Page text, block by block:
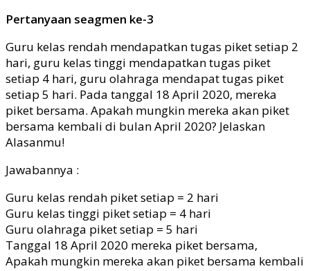
Pertanyaan seagmen ke-3
Guru kelas rendah mendapatkan tugas piket setiap 2
hari, guru kelas tinggi mendapatkan tugas piket
setiap 4 hari, guru olahraga mendapat tugas piket
setiap 5 hari. Pada tanggal 18 April 2020, mereka
piket bersama. Apakah mungkin mereka akan piket
bersama kembali di bulan April 2020? Jelaskan
Alasanmu!
Jawabannya :
Guru kelas rendah piket setiap = 2 hari
Guru kelas tinggi piket setiap = 4 hari
Guru olahraga piket setiap = 5 hari
Tanggal 18 April 2020 mereka piket bersama,
Apakah mungkin mereka akan piket bersama kembali